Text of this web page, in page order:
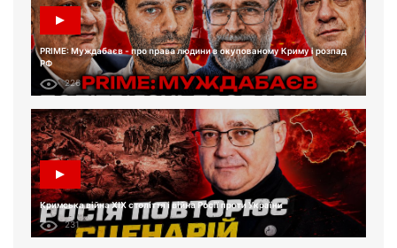
PRIME: Муждабаєв - про права людини в окупованому Криму і розпад
РФ
226
Кримська війна XIX століття і війна Росії проти України
231